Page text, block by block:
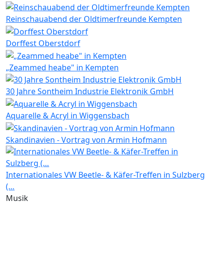
Reinschauabend der Oldtimerfreunde Kempten
Dorffest Oberstdorf
„Zeammed heabe" in Kempten
30 Jahre Sontheim Industrie Elektronik GmbH
Aquarelle & Acryl in Wiggensbach
Skandinavien - Vortrag von Armin Hofmann
Internationales VW Beetle- & Käfer-Treffen in Sulzberg
(…
Musik